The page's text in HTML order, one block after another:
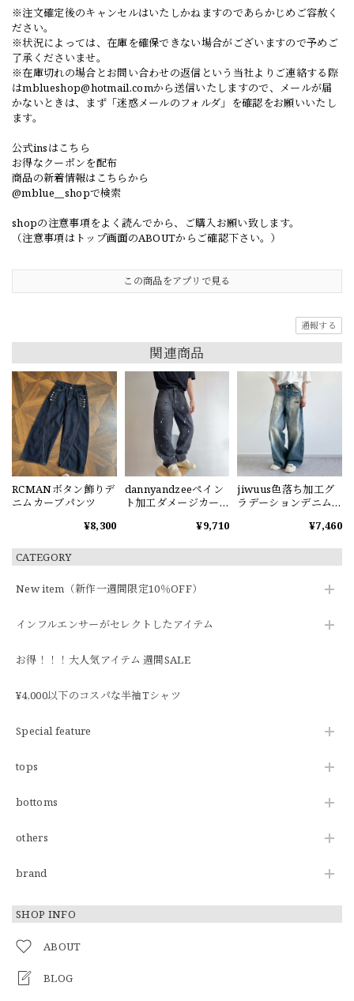
CATEGORY
New item（新作一週間限定10％OFF）
インフルエンサーがセレクトしたアイテム
お得！！！大人気アイテム 週間SALE
¥4,000以下のコスパな半袖Tシャツ
Special feature
tops
bottoms
others
brand
SHOP INFO
ABOUT
BLOG
※注文確定後のキャンセルはいたしかねますのであらかじめご容赦く
ださい。
※状況によっては、在庫を確保できない場合がございますので予めご
了承くださいませ。
※在庫切れの場合とお問い合わせの返信という当社よりご連絡する際
はmblueshop@hotmail.comから送信いたしますので、メールが届
かないときは、まず「迷惑メールのフォルダ」を確認をお願いいたし
ます。
公式insはこちら
お得なクーポンを配布
商品の新着情報はこちらから
@mblue__shopで検索
shopの注意事項をよく読んでから、ご購入お願い致します。
（注意事項はトップ画面のABOUTからご確認下さい。）
この商品をアプリで見る
通報する
関連商品
RCMANボタン飾りデ
ニムカーブパンツ
¥8,300
dannyandzeeペイン
ト加工ダメージカー
¥9,710
jiwuus色落ち加工グ
ラデーションデニム
¥7,460